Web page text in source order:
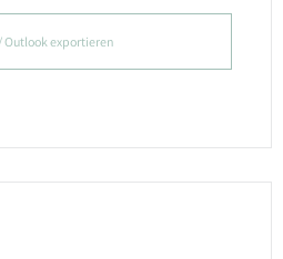
Outlook exportieren